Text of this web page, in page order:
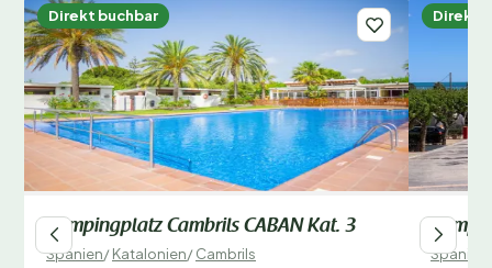
Direkt buchbar
Campingplatz Cambrils CABAN Kat. 3
Spanien/Katalonien/Cambrils
Direkt
Spanien